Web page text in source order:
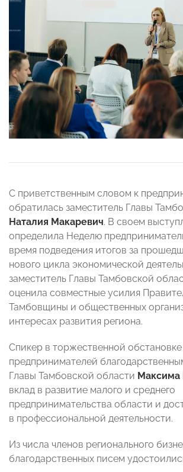
С приветственным словом к
обратилась заместитель Главы
Наталия Макаревич. В своем
определила Неделю
время подведения итогов за
нового цикла экономической
заместитель Главы Тамбовской
оценила совместные усилия
Тамбовщины и общественных
интересах развития региона.
Спикер в торжественной обстановке
предпринимателей
Главы Тамбовской области Максима
вклад в развитие малого и среднего
предпринимательства области и
в профессиональной деятельности.
Из числа членов регионального
благодарственных писем